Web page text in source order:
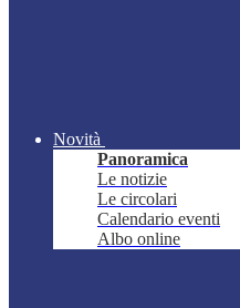
Novità
Panoramica
Le notizie
Le circolari
Calendario eventi
Albo online